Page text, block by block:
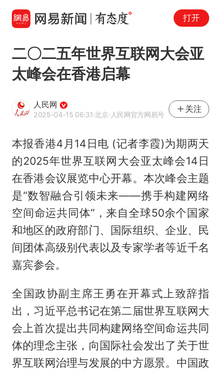
打开
二〇二五年世界互联网大会亚
太峰会在香港启幕
人民网
2025-04-15 06:31·北京·人民网官方网易号
关注
本报香港4月14日电 (记者李霞)为期两天
的2025年世界互联网大会亚太峰会14日
在香港会议展览中心开幕。本次峰会主题
是“数智融合引领未来——携手构建网络
空间命运共同体”，来自全球50余个国家
和地区的政府部门、国际组织、企业、民
间团体高级别代表以及专家学者等近千名
嘉宾参会。
全国政协副主席王勇在开幕式上致辞指
出，习近平总书记在第二届世界互联网大
会上首次提出共同构建网络空间命运共同
体的理念主张，向国际社会发出了关于世
界互联网治理与发展的中方愿景。中国政